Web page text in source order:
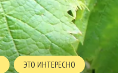
ЭТО ИНТЕРЕСНО